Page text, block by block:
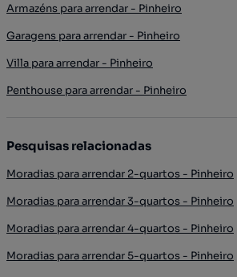
Armazéns para arrendar - Pinheiro
Garagens para arrendar - Pinheiro
Villa para arrendar - Pinheiro
Penthouse para arrendar - Pinheiro
Pesquisas relacionadas
Moradias para arrendar 2-quartos - Pinheiro
Moradias para arrendar 3-quartos - Pinheiro
Moradias para arrendar 4-quartos - Pinheiro
Moradias para arrendar 5-quartos - Pinheiro